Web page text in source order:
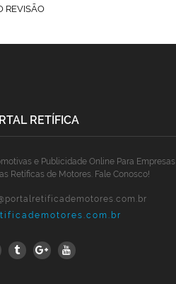
REVISÃO
RETÍFICA
e Publicidade Online Para Empresas
Retíficas de Motores. Fale Conosco!